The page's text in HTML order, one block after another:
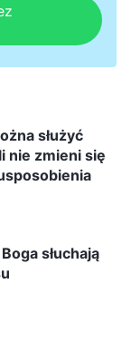
służyć
nie zmieni się
słuchają